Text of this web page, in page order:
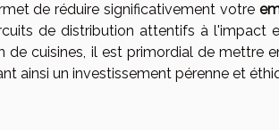
de réduire significativement votre
de distribution attentifs à l'impact
cuisines, il est primordial de mettre
ainsi un investissement pérenne et